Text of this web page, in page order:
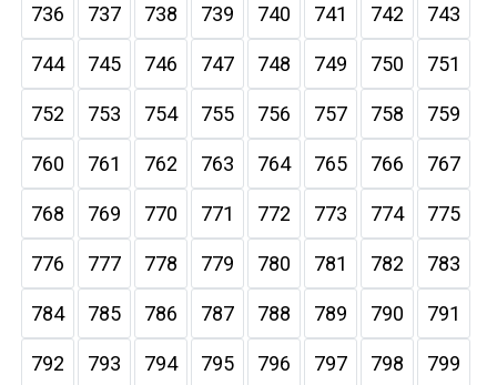
736 737 738 739 740 741 742 743
744 745 746 747 748 749 750 751
752 753 754 755 756 757 758 759
760 761 762 763 764 765 766 767
768 769 770 771 772 773 774 775
776 777 778 779 780 781 782 783
784 785 786 787 788 789 790 791
792 793 794 795 796 797 798 799